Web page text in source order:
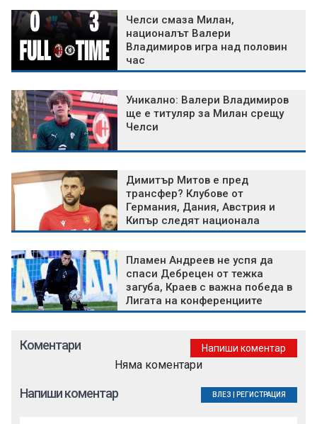
Челси смаза Милан,
националът Валери
Владимиров игра над половин
час
Уникално: Валери Владимиров
ще е титуляр за Милан срещу
Челси
Димитър Митов е пред
трансфер? Клубове от
Германия, Дания, Австрия и
Кипър следят национала
Пламен Андреев не успя да
спаси Дебрецен от тежка
загуба, Краев с важна победа в
Лигата на конференциите
Коментари Напиши коментар
Няма коментари
Напиши коментар ВЛЕЗ РЕГИСТРАЦИЯ